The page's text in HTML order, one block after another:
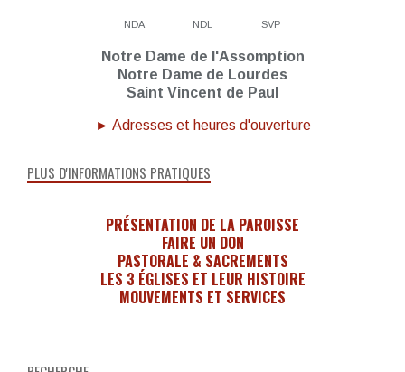
NDA NDL SVP
Notre Dame de l'Assomption
Notre Dame de Lourdes
Saint Vincent de Paul
► Adresses et heures d'ouverture
PLUS D'INFORMATIONS PRATIQUES
PRÉSENTATION DE LA PAROISSE
FAIRE UN DON
PASTORALE & SACREMENTS
LES 3 ÉGLISES ET LEUR HISTOIRE
MOUVEMENTS ET SERVICES